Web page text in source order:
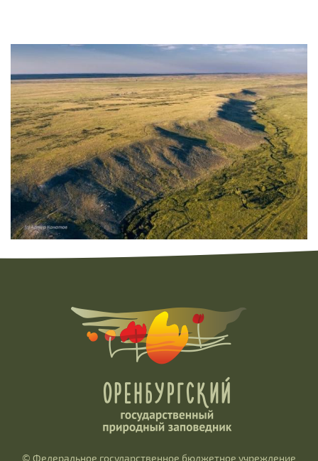
© Федеральное государственное бюджетное учреждение